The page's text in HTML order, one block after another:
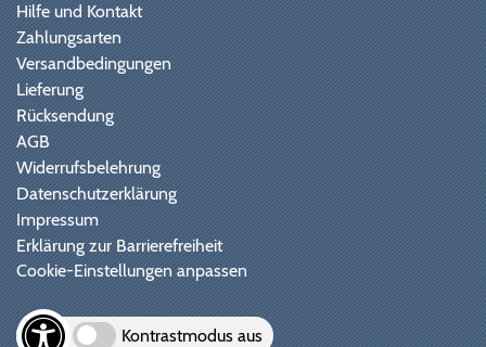
Hilfe und Kontakt
Zahlungsarten
Versandbedingungen
Lieferung
Rücksendung
AGB
Widerrufsbelehrung
Datenschutzerklärung
Impressum
Erklärung zur Barrierefreiheit
Cookie-Einstellungen anpassen
Kontrastmodus aus